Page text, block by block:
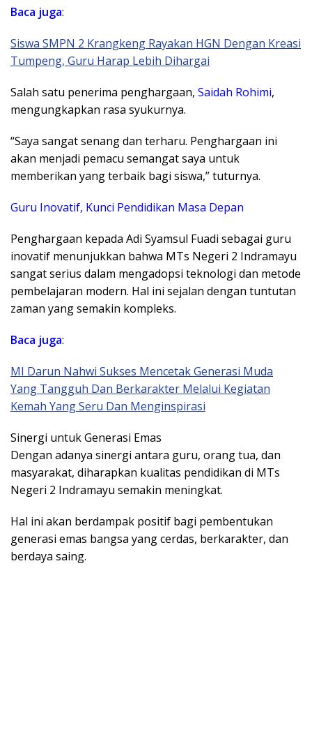
Baca juga:
Siswa SMPN 2 Krangkeng Rayakan HGN Dengan Kreasi
Tumpeng, Guru Harap Lebih Dihargai
Salah satu penerima penghargaan, Saidah Rohimi,
mengungkapkan rasa syukurnya.
“Saya sangat senang dan terharu. Penghargaan ini
akan menjadi pemacu semangat saya untuk
memberikan yang terbaik bagi siswa,” tuturnya.
Guru Inovatif, Kunci Pendidikan Masa Depan
Penghargaan kepada Adi Syamsul Fuadi sebagai guru
inovatif menunjukkan bahwa MTs Negeri 2 Indramayu
sangat serius dalam mengadopsi teknologi dan metode
pembelajaran modern. Hal ini sejalan dengan tuntutan
zaman yang semakin kompleks.
Baca juga:
MI Darun Nahwi Sukses Mencetak Generasi Muda
Yang Tangguh Dan Berkarakter Melalui Kegiatan
Kemah Yang Seru Dan Menginspirasi
Sinergi untuk Generasi Emas
Dengan adanya sinergi antara guru, orang tua, dan
masyarakat, diharapkan kualitas pendidikan di MTs
Negeri 2 Indramayu semakin meningkat.
Hal ini akan berdampak positif bagi pembentukan
generasi emas bangsa yang cerdas, berkarakter, dan
berdaya saing.